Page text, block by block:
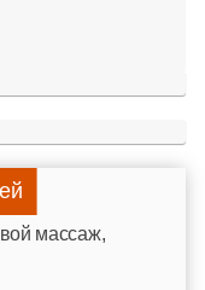
массаж,